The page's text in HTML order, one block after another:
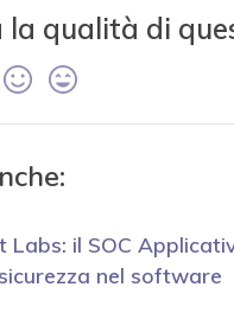
la qualità di
Labs: il SOC
nel software